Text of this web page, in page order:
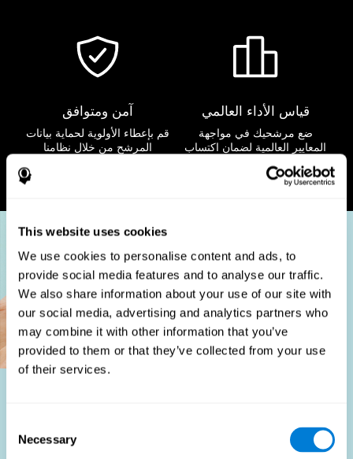
This website uses cookies
We use cookies to personalise content and ads, to
provide social media features and to analyse our traffic.
We also share information about your use of our site with
our social media, advertising and analytics partners who
may combine it with other information that you’ve
provided to them or that they’ve collected from your use
of their services.
Selection
Necessary
قياس الأداء العالمي
ضع مرشحيك في مواجهة
المعايير العالمية لضمان اكتساب
آمن ومتوافق
قم بإعطاء الأولوية لحماية بيانات
المرشح من خلال نظامنا
يعد استخدام اختبارات التوافق الوظيفي جزءًا من استراتيجية
توظيف شاملة تهدف إلى تبسيط عملية التوظيف من خلال